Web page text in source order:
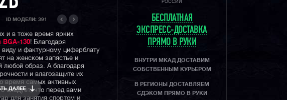
ID МОДЕЛИ: 391
и в тоже время ярких
BGA-130! Благодаря
и фактурному циферблату
на женском запястье и
любой образ. А благодаря
и влагозащите их
время самых активных
следует, что перед вами
для занятия спортом и
ДАЛЕЕ
РОССИИ
БЕСПЛАТНАЯ
ЭКСПРЕСС-ДОСТАВКА
ПРЯМО В РУКИ
ВНУТРИ МКАД ДОСТАВИМ
СОБСТВЕННЫМ КУРЬЕРОМ
В РЕГИОНЫ ДОСТАВЛЯЕМ
СДЭКОМ ПРЯМО В РУКИ